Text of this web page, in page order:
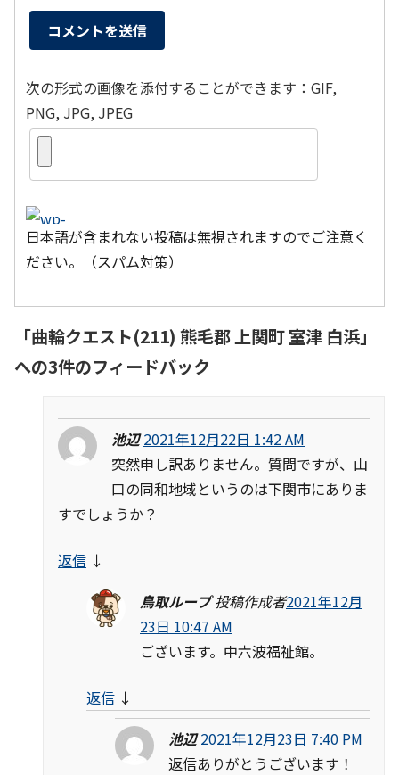
次の形式の画像を添付することができます：GIF,
PNG, JPG, JPEG
日本語が含まれない投稿は無視されますのでご注意く
ださい。（スパム対策）
「曲輪クエスト(211) 熊毛郡 上関町 室津 白浜」
への3件のフィードバック
池辺 2021年12月22日 1:42 AM
突然申し訳ありません。質問ですが、山
口の同和地域というのは下関市にありま
すでしょうか？
返信 ↓
鳥取ループ 投稿作成者2021年12月
23日 10:47 AM
ございます。中六波福祉館。
返信 ↓
池辺 2021年12月23日 7:40 PM
返信ありがとうございます！